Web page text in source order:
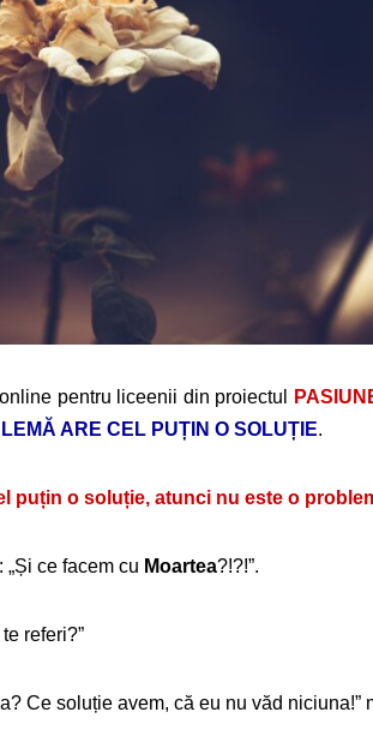
pentru liceenii din proiectul
ARE CEL PUȚIN O SOLUȚIE.
puțin o soluție, atunci nu este o
ce facem cu Moartea?!?!”.
referi?”
Ce soluție avem, că eu nu văd niciuna!”